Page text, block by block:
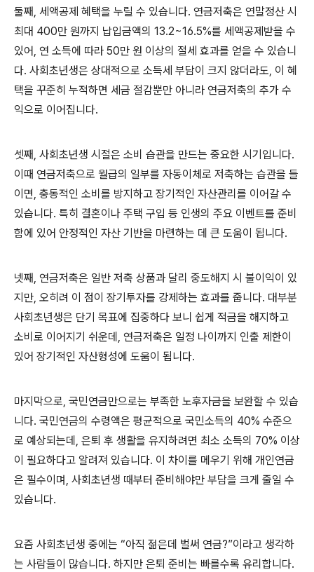
둘째, 세액공제 혜택을 누릴 수 있습니다. 연금저축은 연말정산 시
최대 400만 원까지 납입금액의 13.2~16.5%를 세액공제받을 수
있어, 연 소득에 따라 50만 원 이상의 절세 효과를 얻을 수 있습니
다. 사회초년생은 상대적으로 소득세 부담이 크지 않더라도, 이 혜
택을 꾸준히 누적하면 세금 절감뿐만 아니라 연금저축의 추가 수
익으로 이어집니다.
셋째, 사회초년생 시절은 소비 습관을 만드는 중요한 시기입니다.
이때 연금저축으로 월급의 일부를 자동이체로 저축하는 습관을 들
이면, 충동적인 소비를 방지하고 장기적인 자산관리를 이어갈 수
있습니다. 특히 결혼이나 주택 구입 등 인생의 주요 이벤트를 준비
함에 있어 안정적인 자산 기반을 마련하는 데 큰 도움이 됩니다.
넷째, 연금저축은 일반 저축 상품과 달리 중도해지 시 불이익이 있
지만, 오히려 이 점이 장기투자를 강제하는 효과를 줍니다. 대부분
사회초년생은 단기 목표에 집중하다 보니 쉽게 적금을 해지하고
소비로 이어지기 쉬운데, 연금저축은 일정 나이까지 인출 제한이
있어 장기적인 자산형성에 도움이 됩니다.
마지막으로, 국민연금만으로는 부족한 노후자금을 보완할 수 있습
니다. 국민연금의 수령액은 평균적으로 국민소득의 40% 수준으
로 예상되는데, 은퇴 후 생활을 유지하려면 최소 소득의 70% 이상
이 필요하다고 알려져 있습니다. 이 차이를 메우기 위해 개인연금
은 필수이며, 사회초년생 때부터 준비해야만 부담을 크게 줄일 수
있습니다.
요즘 사회초년생 중에는 “아직 젊은데 벌써 연금?”이라고 생각하
는 사람들이 많습니다. 하지만 은퇴 준비는 빠를수록 유리합니다.